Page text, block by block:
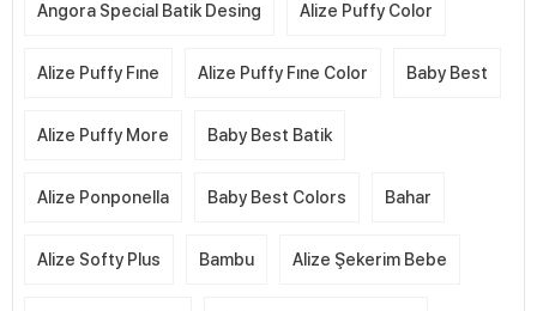
Angora Special Batik Desing Alize Puffy Color
Alize Puffy Fıne Alize Puffy Fıne Color Baby Best
Alize Puffy More Baby Best Batik
Alize Ponponella Baby Best Colors Bahar
Alize Softy Plus Bambu Alize Şekerim Bebe